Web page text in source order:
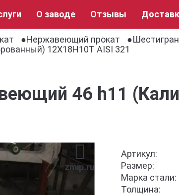
О заводе Отзывы
Нержавеющий прокат
12Х18Н10Т AISI 321
46 h11
zmip.ru
Артикул:
Размер:
Марка стали:
Толщина: